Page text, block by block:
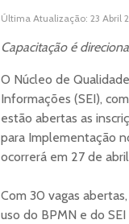
Última Atualização: 23 Abril
Capacitação é
O Núcleo de
Informações (SEI),
estão abertas as
para Implementação
ocorrerá em 27 de
Com 30 vagas
uso do BPMN e do